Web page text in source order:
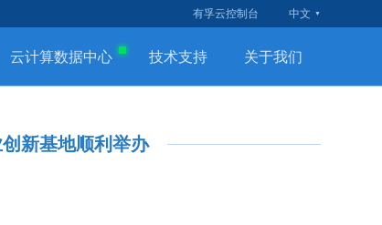
有孚云控制台 中文
云计算数据中心 技术支持 关于我们
新基地顺利举办